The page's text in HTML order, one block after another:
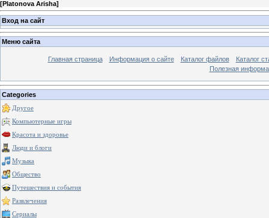
[Platonova Arisha]
Вход на сайт
Меню сайта
Главная страница Информация о сайте Каталог файлов
Каталог
Полезная
Categories
Другое
Компьютерные игры
Красота и здоровье
Люди и блоги
Музыка
Общество
Путешествия и события
Развлечения
Сериалы